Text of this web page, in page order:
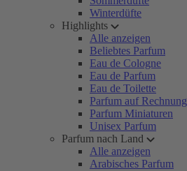
Winterdüfte
Highlights
Alle anzeigen
Beliebtes Parfum
Eau de Cologne
Eau de Parfum
Eau de Toilette
Parfum auf Rechnung
Parfum Miniaturen
Unisex Parfum
Parfum nach Land
Alle anzeigen
Arabisches Parfum